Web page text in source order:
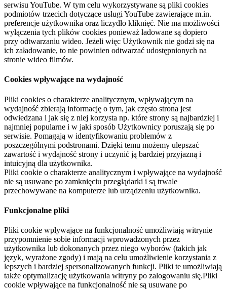
serwisu YouTube. W tym celu wykorzystywane są pliki cookies
podmiotów trzecich dotyczące usługi YouTube zawierające m.in.
preferencje użytkownika oraz liczydło kliknięć. Nie ma możliwości
wyłączenia tych plików cookies ponieważ ładowane są dopiero
przy odtwarzaniu wideo. Jeżeli więc Użytkownik nie godzi się na
ich załadowanie, to nie powinien odtwarzać udostępnionych na
stronie wideo filmów.
Cookies wpływające na wydajność
Pliki cookies o charakterze analitycznym, wpływającym na
wydajność zbierają informację o tym, jak często strona jest
odwiedzana i jak się z niej korzysta np. które strony są najbardziej i
najmniej popularne i w jaki sposób Użytkownicy poruszają się po
serwisie. Pomagają w identyfikowaniu problemów z
poszczególnymi podstronami. Dzięki temu możemy ulepszać
zawartość i wydajność strony i uczynić ją bardziej przyjazną i
intuicyjną dla użytkownika.
Pliki cookie o charakterze analitycznym i wpływające na wydajność
nie są usuwane po zamknięciu przeglądarki i są trwale
przechowywane na komputerze lub urządzeniu użytkownika.
Funkcjonalne pliki
Pliki cookie wpływające na funkcjonalność umożliwiają witrynie
przypomnienie sobie informacji wprowadzonych przez
użytkownika lub dokonanych przez niego wyborów (takich jak
język, wyrażone zgody) i mają na celu umożliwienie korzystania z
lepszych i bardziej spersonalizowanych funkcji. Pliki te umożliwiają
także optymalizację użytkowania witryny po zalogowaniu się.Pliki
cookie wpływające na funkcjonalność nie są usuwane po